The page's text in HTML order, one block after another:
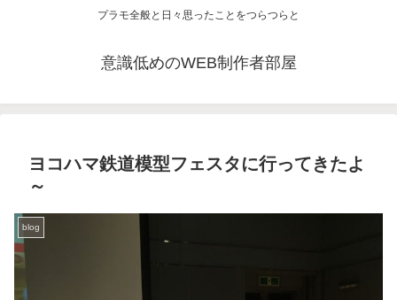
プラモ全般と日々思ったことをつらつらと
意識低めのWEB制作者部屋
ヨコハマ鉄道模型フェスタに行ってきたよ
～
blog